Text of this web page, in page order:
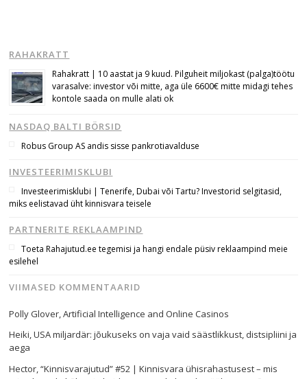
RAHAKRATT
Rahakratt | 10 aastat ja 9 kuud. Pilguheit miljokast (palga)töötu
varasalve: investor või mitte, aga üle 6600€ mitte midagi tehes
kontole saada on mulle alati ok
NASDAQ BALTI BÖRSID
Robus Group AS andis sisse pankrotiavalduse
INVESTEERIMISKLUBI
Investeerimisklubi | Tenerife, Dubai või Tartu? Investorid selgitasid,
miks eelistavad üht kinnisvara teisele
PARTNERITE REKLAAMPIND
Toeta Rahajutud.ee tegemisi ja hangi endale püsiv reklaampind meie
esilehel
VIIMASED KOMMENTAARID
Polly Glover ,Artificial Intelligence and Online Casinos
Heiki,USA miljardär: jõukuseks on vaja vaid säästlikkust, distsipliini ja
aega
Hector,“Kinnisvarajutud” #52 | Kinnisvara ühisrahastusest – mis